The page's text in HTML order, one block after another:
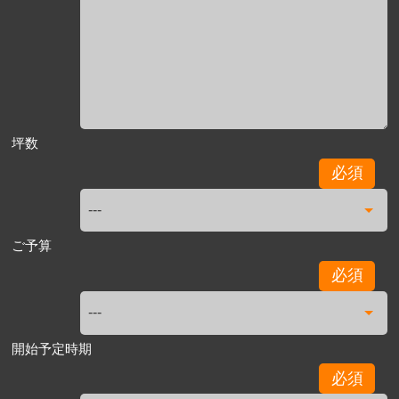
坪数
必須
ご予算
必須
開始予定時期
必須